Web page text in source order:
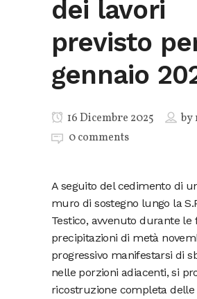
dei lavori
previsto
gennaio
16 Dicembre 2025 by
0 comments
A seguito del cedimento di
muro di sostegno lungo la
Testico, avvenuto durante le
precipitazioni di metà
progressivo manifestarsi di
nelle porzioni adiacenti, si
ricostruzione completa delle